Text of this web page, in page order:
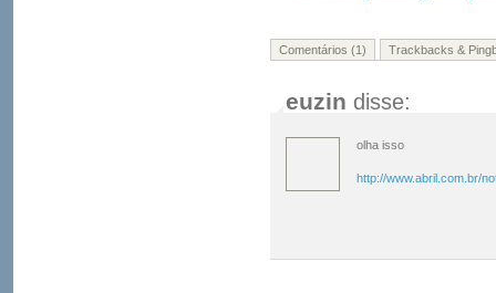
Comentários (1) Trackbacks &
euzin disse:
olha isso
http://www.abril.com.br/